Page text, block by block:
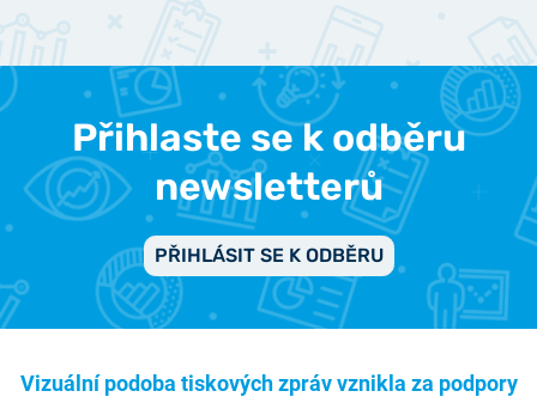
Přihlaste se k odběru
newsletterů
PŘIHLÁSIT SE K ODBĚRU
Vizuální podoba tiskových zpráv vznikla za podpory